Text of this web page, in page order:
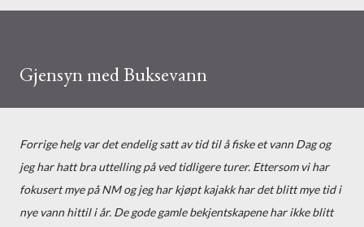
Gjensyn med Buksevann
Forrige helg var det endelig satt av tid til å fiske et vann Dag og
jeg har hatt bra uttelling på ved tidligere turer. Ettersom vi har
fokusert mye på NM og jeg har kjøpt kajakk har det blitt mye tid i
nye vann hittil i år. De gode gamle bekjentskapene har ikke blitt